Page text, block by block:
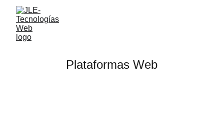
Plataformas Web